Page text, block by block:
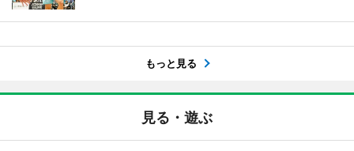
もっと見る
見る・遊ぶ